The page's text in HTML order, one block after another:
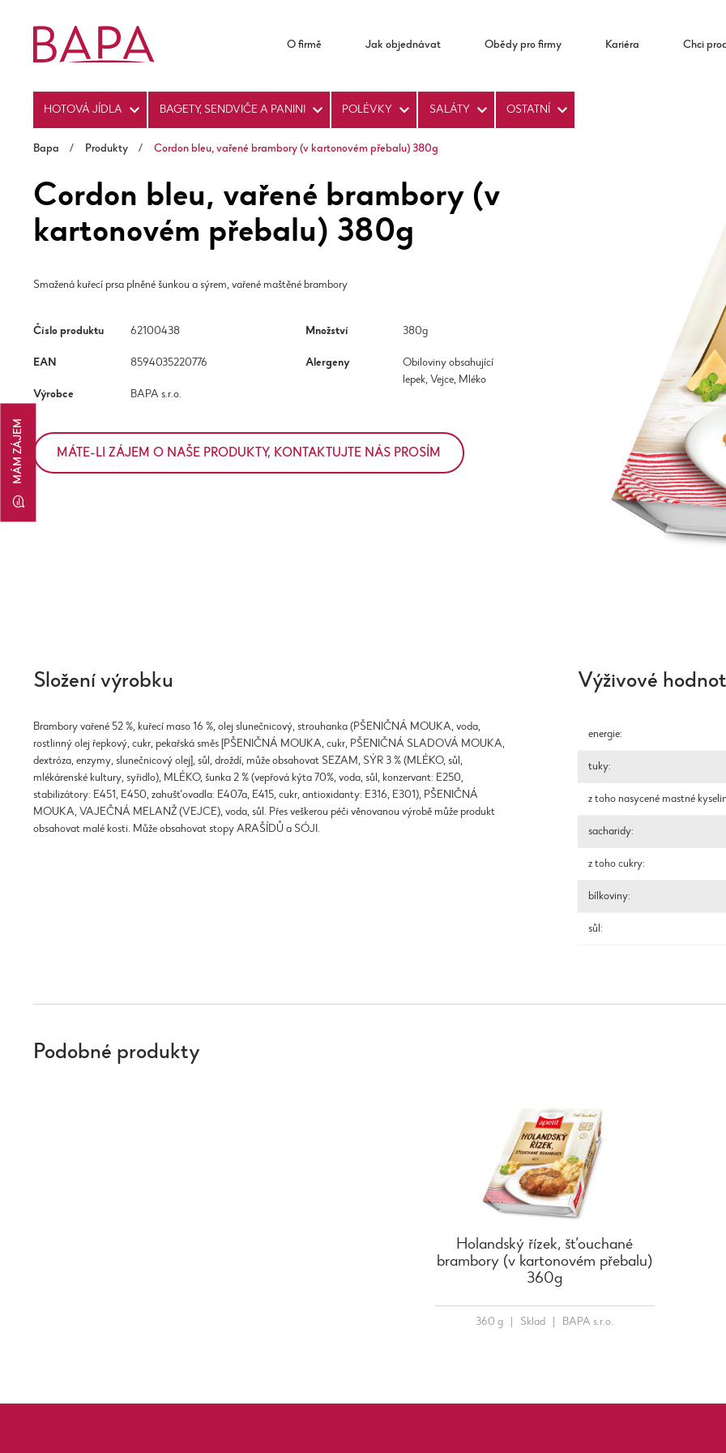
MÁM ZÁJEM
HOTOVÁ JÍDLA BAGETY, SENDVIČE A PANINI POLÉVKY SALÁTY OSTATNÍ
O firmě Jak objednávat Obědy pro firmy Kariéra Chci
Bapa / Produkty / Cordon bleu, vařené brambory (v kartonovém přebalu) 380g
Cordon bleu, vařené brambory (v
kartonovém přebalu) 380g
Smažená kuřecí prsa plněné šunkou a sýrem, vařené maštěné brambory
Číslo produktu 62100438
EAN 8594035220776
Výrobce BAPA s.r.o.
Množství 380g
Alergeny
Obiloviny obsahující
lepek, Vejce, Mléko
MÁTE-LI ZÁJEM O NAŠE PRODUKTY, KONTAKTUJTE NÁS PROSÍM
Složení výrobku
Brambory vařené 52 %, kuřecí maso 16 %, olej slunečnicový, strouhanka (PŠENIČNÁ MOUKA, voda,
rostlinný olej řepkový, cukr, pekařská směs [PŠENIČNÁ MOUKA, cukr, PŠENIČNÁ SLADOVÁ MOUKA,
dextróza, enzymy, slunečnicový olej], sůl, droždí, může obsahovat SEZAM, SÝR 3 % (MLÉKO, sůl,
mlékárenské kultury, syřidlo), MLÉKO, šunka 2 % (vepřová kýta 70%, voda, sůl, konzervant: E250,
stabilizátory: E451, E450, zahušťovadla: E407a, E415, cukr, antioxidanty: E316, E301), PŠENIČNÁ
MOUKA, VAJEČNÁ MELANŽ (VEJCE), voda, sůl. Přes veškerou péči věnovanou výrobě může produkt
obsahovat malé kosti. Může obsahovat stopy ARAŠÍDŮ a SÓJI.
Výživové
energie:
tuky:
z toho nasycené mastné
sacharidy:
z toho cukry:
bílkoviny:
sůl:
Podobné produkty
Holandský řízek, šťouchané
brambory (v kartonovém přebalu)
360g
360 g Sklad BAPA s.r.o.